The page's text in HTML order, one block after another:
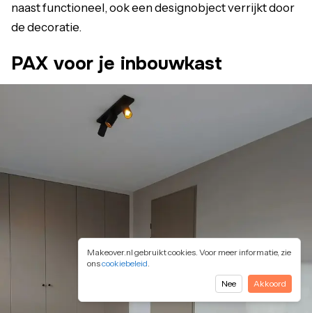
naast functioneel, ook een designobject verrijkt door
de decoratie.
PAX voor je inbouwkast
Makeover.nl gebruikt cookies. Voor meer informatie, zie
onscookiebeleid.
Nee
Akkoord